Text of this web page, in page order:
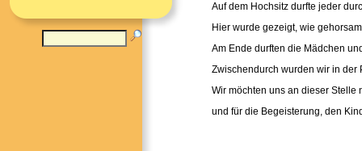
Auf dem Hochsitz durfte jeder
Hier wurde gezeigt, wie
Am Ende durften die Mädchen
Zwischendurch wurden wir in der
Wir möchten uns an dieser Stelle
und für die Begeisterung, den